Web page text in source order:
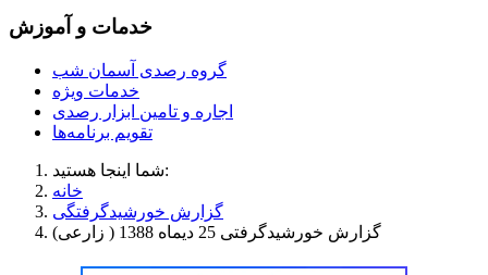
خدمات و آموزش
گروه رصدی آسمان شب
خدمات ویژه
اجاره و تامین ابزار رصدی
تقویم برنامه‌ها
شما اینجا هستید:
خانه
گزارش خورشیدگرفتگی
گزارش خورشیدگرفتی 25 دیماه 1388 ( زارعی)